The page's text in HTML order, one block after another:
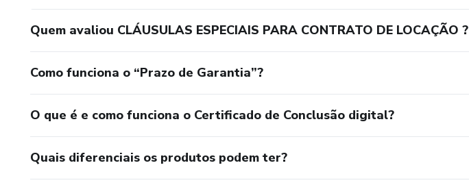
Quem avaliou CLÁUSULAS ESPECIAIS PARA CONTRATO DE LOCAÇÃO ?
Como funciona o “Prazo de Garantia”?
O que é e como funciona o Certificado de Conclusão digital?
Quais diferenciais os produtos podem ter?